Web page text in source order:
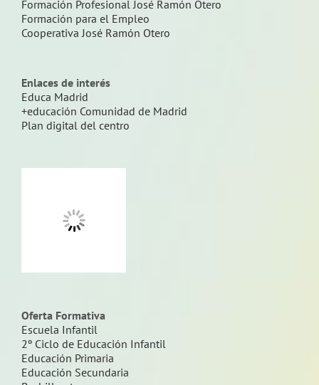
Formación Profesional José Ramón Ótero
Formación para el Empleo
Cooperativa José Ramón Otero
Enlaces de interés
Educa Madrid
+educación Comunidad de Madrid
Plan digital del centro
Oferta Formativa
Escuela Infantil
2º Ciclo de Educación Infantil
Educación Primaria
Educación Secundaria